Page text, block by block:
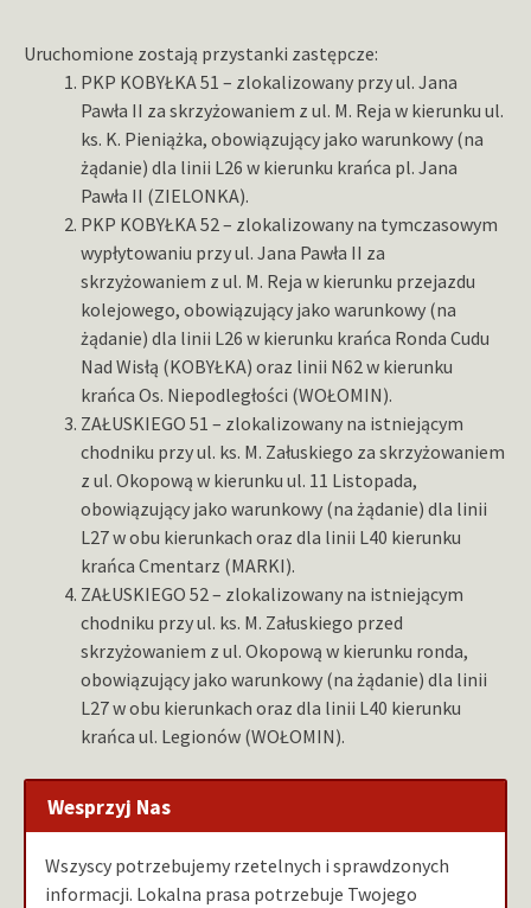
Uruchomione zostają przystanki zastępcze:
PKP KOBYŁKA 51 – zlokalizowany przy ul. Jana
Pawła II za skrzyżowaniem z ul. M. Reja w kierunku ul.
ks. K. Pieniążka, obowiązujący jako warunkowy (na
żądanie) dla linii L26 w kierunku krańca pl. Jana
Pawła II (ZIELONKA).
PKP KOBYŁKA 52 – zlokalizowany na tymczasowym
wypłytowaniu przy ul. Jana Pawła II za
skrzyżowaniem z ul. M. Reja w kierunku przejazdu
kolejowego, obowiązujący jako warunkowy (na
żądanie) dla linii L26 w kierunku krańca Ronda Cudu
Nad Wisłą (KOBYŁKA) oraz linii N62 w kierunku
krańca Os. Niepodległości (WOŁOMIN).
ZAŁUSKIEGO 51 – zlokalizowany na istniejącym
chodniku przy ul. ks. M. Załuskiego za skrzyżowaniem
z ul. Okopową w kierunku ul. 11 Listopada,
obowiązujący jako warunkowy (na żądanie) dla linii
L27 w obu kierunkach oraz dla linii L40 kierunku
krańca Cmentarz (MARKI).
ZAŁUSKIEGO 52 – zlokalizowany na istniejącym
chodniku przy ul. ks. M. Załuskiego przed
skrzyżowaniem z ul. Okopową w kierunku ronda,
obowiązujący jako warunkowy (na żądanie) dla linii
L27 w obu kierunkach oraz dla linii L40 kierunku
krańca ul. Legionów (WOŁOMIN).
Wesprzyj Nas
Wszyscy potrzebujemy rzetelnych i sprawdzonych
informacji. Lokalna prasa potrzebuje Twojego